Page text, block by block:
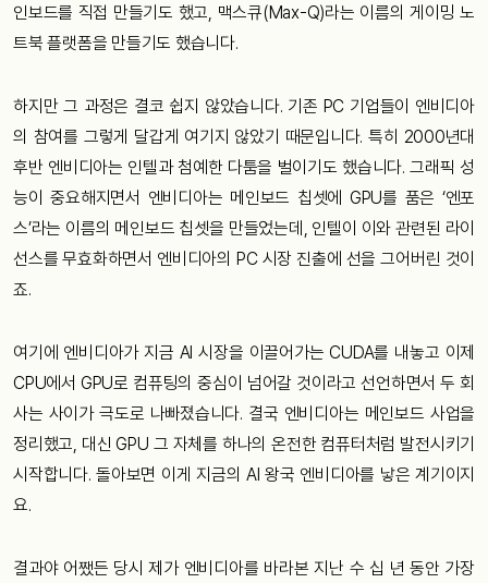
인보드를 직접 만들기도 했고, 맥스큐(Max-Q)라는 이름의 게이밍 노
트북 플랫폼을 만들기도 했습니다.
하지만 그 과정은 결코 쉽지 않았습니다. 기존 PC 기업들이 엔비디아
의 참여를 그렇게 달갑게 여기지 않았기 때문입니다. 특히 2000년대
후반 엔비디아는 인텔과 첨예한 다툼을 벌이기도 했습니다. 그래픽 성
능이 중요해지면서 엔비디아는 메인보드 칩셋에 GPU를 품은 ‘엔포
스’라는 이름의 메인보드 칩셋을 만들었는데, 인텔이 이와 관련된 라이
선스를 무효화하면서 엔비디아의 PC 시장 진출에 선을 그어버린 것이
죠.
여기에 엔비디아가 지금 AI 시장을 이끌어가는 CUDA를 내놓고 이제
CPU에서 GPU로 컴퓨팅의 중심이 넘어갈 것이라고 선언하면서 두 회
사는 사이가 극도로 나빠졌습니다. 결국 엔비디아는 메인보드 사업을
정리했고, 대신 GPU 그 자체를 하나의 온전한 컴퓨터처럼 발전시키기
시작합니다. 돌아보면 이게 지금의 AI 왕국 엔비디아를 낳은 계기이지
요.
결과야 어쨌든 당시 제가 엔비디아를 바라본 지난 수 십 년 동안 가장